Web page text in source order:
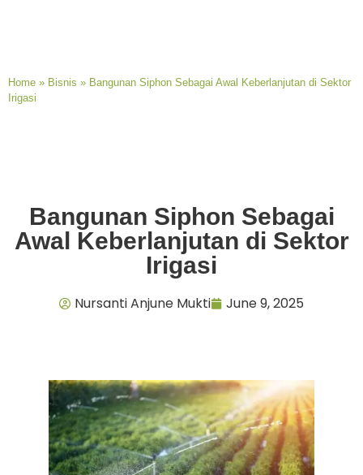
Home » Bisnis » Bangunan Siphon Sebagai Awal Keberlanjutan di Sektor
Irigasi
Bangunan Siphon Sebagai
Awal Keberlanjutan di Sektor
Irigasi
Nursanti Anjune Mukti June 9, 2025